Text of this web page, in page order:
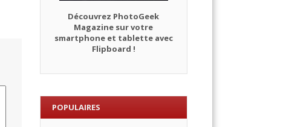
Découvrez PhotoGeek
Magazine sur votre
smartphone et tablette avec
Flipboard !
POPULAIRES